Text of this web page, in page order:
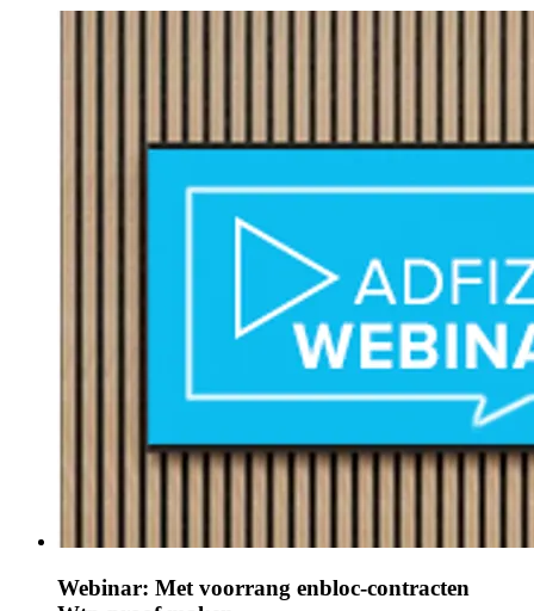
Webinar: Met voorrang enbloc-contracten